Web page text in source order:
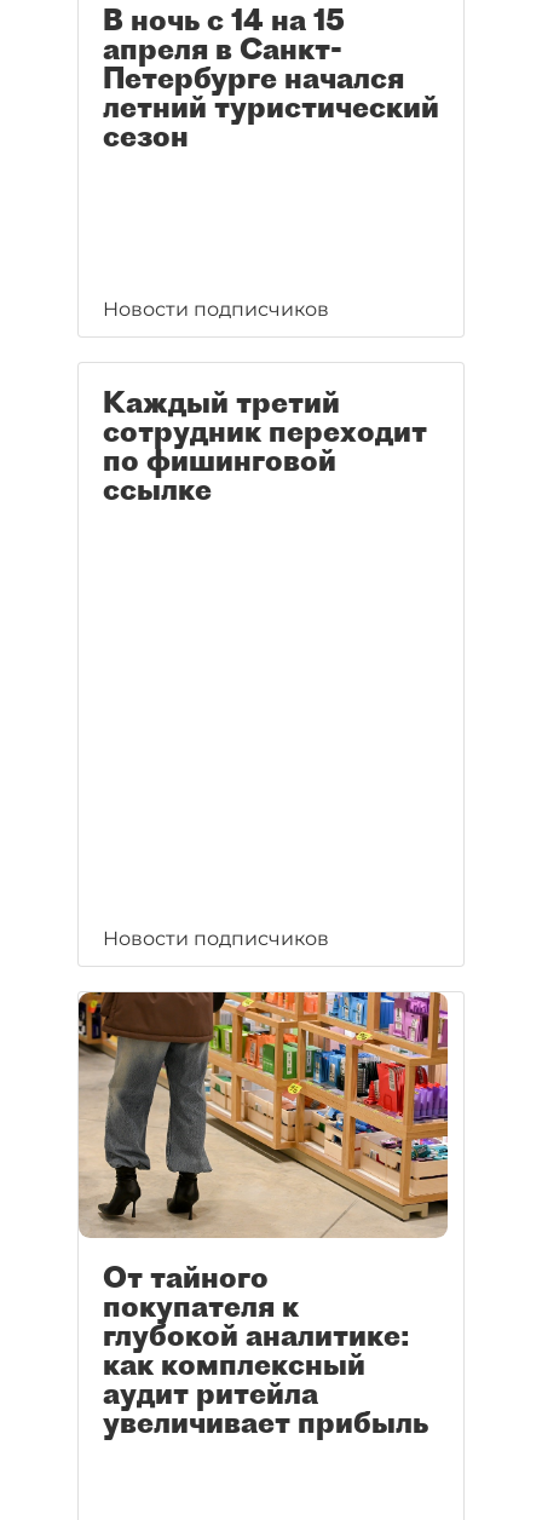
В ночь с 14 на 15
апреля в Санкт-
Петербурге начался
летний туристический
сезон
Новости подписчиков
Каждый третий
сотрудник переходит
по фишинговой
ссылке
Новости подписчиков
От тайного
покупателя к
глубокой аналитике:
как комплексный
аудит ритейла
увеличивает прибыль